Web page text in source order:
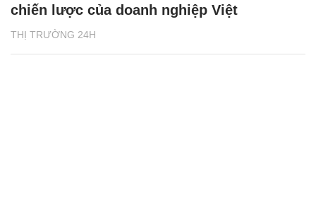
THỊ TRƯỜNG 24H
chiến lược của doanh nghiệp Việt